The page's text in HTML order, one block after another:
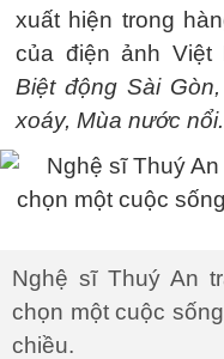
xuất hiện trong
của điện ảnh Việt
Biệt động Sài
xoáy, Mùa nước
Nghệ sĩ Thuý An
chọn một cuộc
chiều.